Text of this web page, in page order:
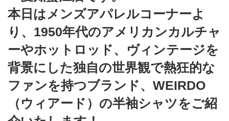
本日はメンズアパレルコーナーよ
り、1950年代のアメリカンカルチャ
ーやホットロッド、ヴィンテージを
背景にした独自の世界観で熱狂的な
ファンを持つブランド、WEIRDO
（ウィアード）の半袖シャツをご紹